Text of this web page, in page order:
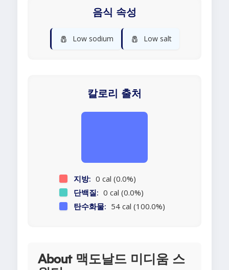
음식 속성
🧂 Low sodium 🧂 Low salt
칼로리 출처
지방: 0 cal (0.0%)
단백질: 0 cal (0.0%)
탄수화물: 54 cal (100.0%)
About 맥도날드 미디움 스